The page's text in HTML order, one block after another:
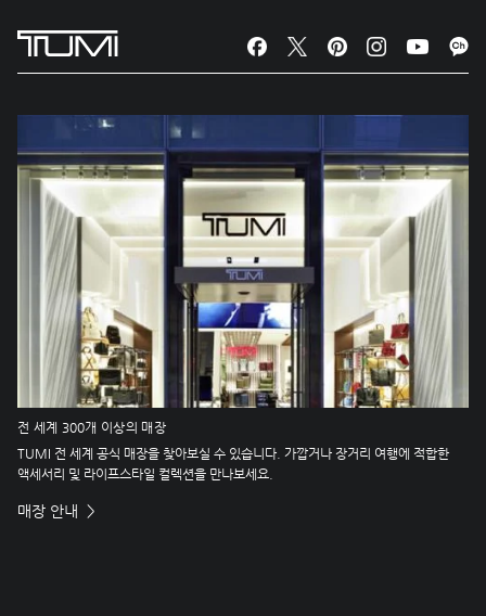
전 세계 300개 이상의 매장
TUMI 전 세계 공식 매장을 찾아보실 수 있습니다. 가깝거나 장거리 여행에 적합한
액세서리 및 라이프스타일 컬렉션을 만나보세요.
매장 안내